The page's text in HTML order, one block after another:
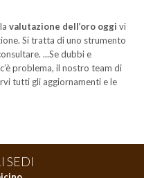
valutazione dell’oro oggi vi
Si tratta di uno strumento
...Se dubbi e
problema, il nostro team di
tutti gli aggiornamenti e le
SEDI